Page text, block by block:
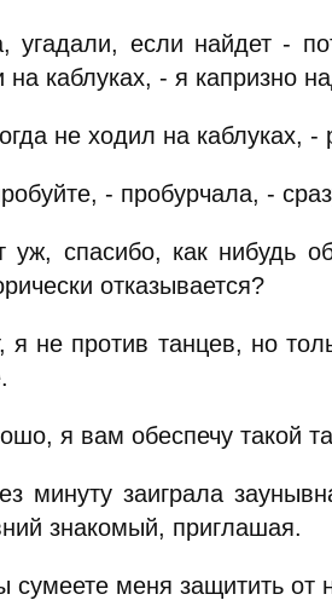
угадали, если найдет -
на каблуках, - я капризно
не ходил на каблуках, -
- пробурчала, -
спасибо, как нибудь
отказывается?
я не против танцев, но
я вам обеспечу такой
минуту заиграла
знакомый, приглашая.
сумеете меня защитить от